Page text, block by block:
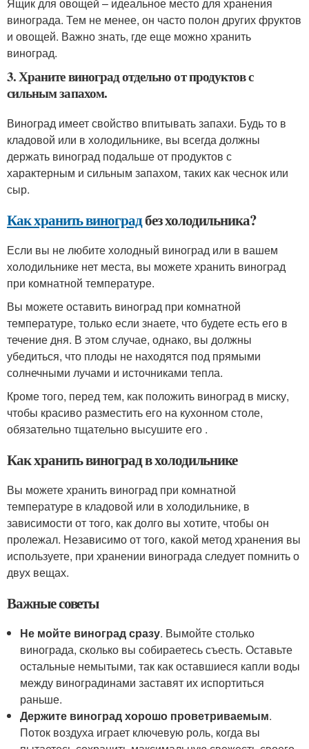
винограда. Тем не менее, он часто полон других фруктов
и овощей. Важно знать, где еще можно хранить
виноград.
3. Храните виноград отдельно от продуктов с
сильным запахом.
Виноград имеет свойство впитывать запахи. Будь то в
кладовой или в холодильнике, вы всегда должны
держать виноград подальше от продуктов с
характерным и сильным запахом, таких как чеснок или
сыр.
Как хранить виноградбез холодильника?
Если вы не любите холодный виноград или в вашем
холодильнике нет места, вы можете хранить виноград
при комнатной температуре.
Вы можете оставить виноград при комнатной
температуре, только если знаете, что будете есть его в
течение дня. В этом случае, однако, вы должны
убедиться, что плоды не находятся под прямыми
солнечными лучами и источниками тепла.
Кроме того, перед тем, как положить виноград в миску,
чтобы красиво разместить его на кухонном столе,
обязательно тщательно высушите его .
Как хранить виноград в холодильнике
Вы можете хранить виноград при комнатной
температуре в кладовой или в холодильнике, в
зависимости от того, как долго вы хотите, чтобы он
пролежал. Независимо от того, какой метод хранения вы
используете, при хранении винограда следует помнить о
двух вещах.
Важные советы
Не мойте виноград сразу. Вымойте столько
винограда, сколько вы собираетесь съесть. Оставьте
остальные немытыми, так как оставшиеся капли воды
между виноградинами заставят их испортиться
раньше.
Держите виноград хорошо проветриваемым.
Поток воздуха играет ключевую роль, когда вы